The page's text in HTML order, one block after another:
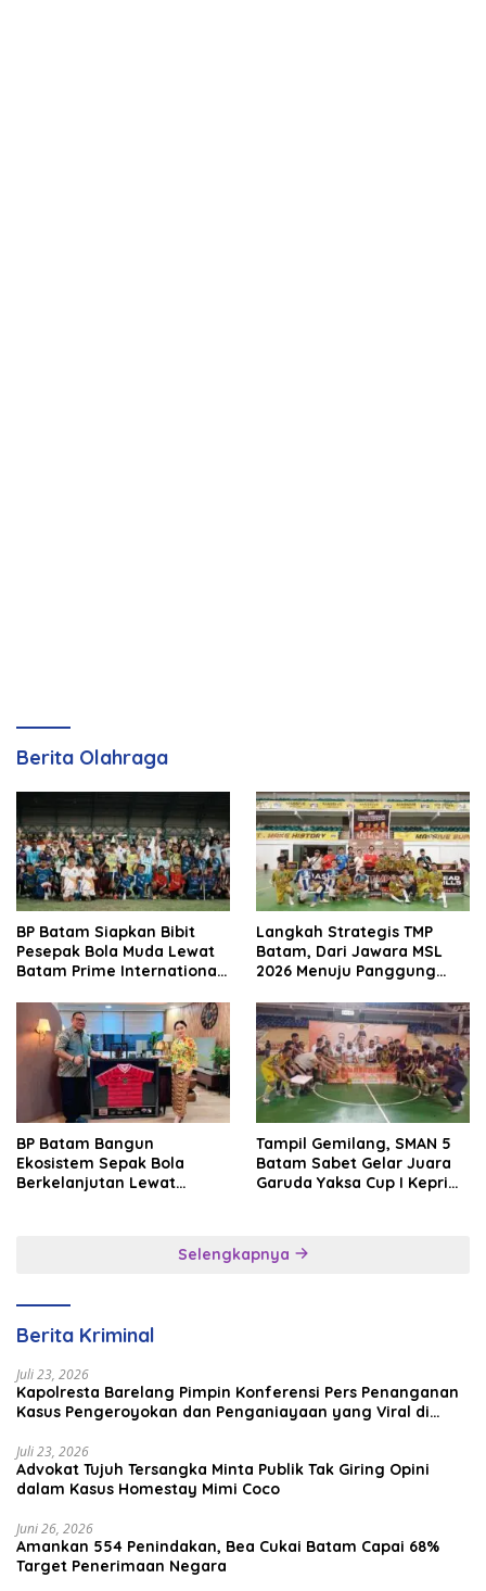
Berita Olahraga
BP Batam Siapkan Bibit
Pesepak Bola Muda Lewat
Batam Prime International
Langkah Strategis TMP
Batam, Dari Jawara MSL
2026 Menuju Panggung
BP Batam Bangun
Ekosistem Sepak Bola
Berkelanjutan Lewat
Tampil Gemilang, SMAN 5
Batam Sabet Gelar Juara
Garuda Yaksa Cup I Kepri
Selengkapnya
Berita Kriminal
Juli 23, 2026
Kapolresta Barelang Pimpin Konferensi Pers Penanganan
Kasus Pengeroyokan dan Penganiayaan yang Viral di
Juli 23, 2026
Advokat Tujuh Tersangka Minta Publik Tak Giring Opini
dalam Kasus Homestay Mimi Coco
Juni 26, 2026
Amankan 554 Penindakan, Bea Cukai Batam Capai 68%
Target Penerimaan Negara